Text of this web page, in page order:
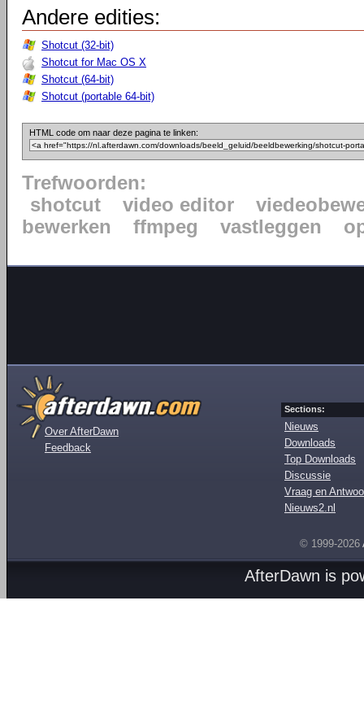
Andere edities:
Shotcut (32-bit)
Shotcut for Mac OS X
Shotcut (64-bit)
Shotcut (portable 64-bit)
HTML code om naar deze pagina te linken:
Trefwoorden:
shotcut
video editor
bewerken
ffmpeg vastleggen
Over AfterDawn
Feedback
Sections:
Nieuws
Downloads
Top Downloads
Discussie
Vraag en
Nieuws2.nl
© 1999-2026
AfterDawn is